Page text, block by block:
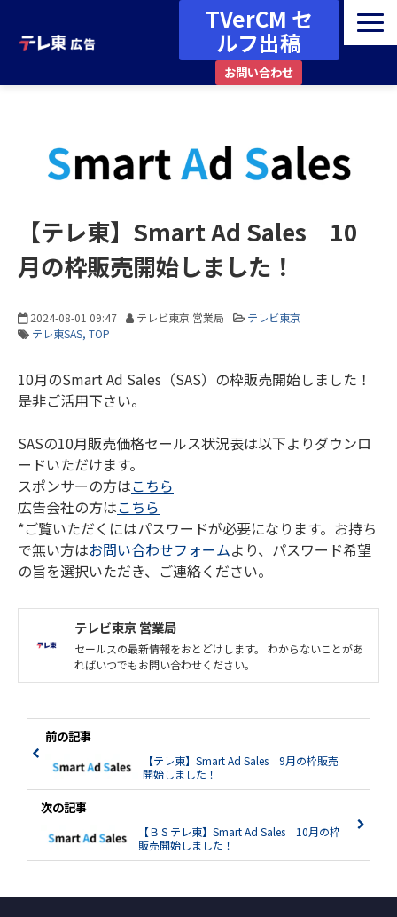
TVerCM セ
ルフ出稿
お問い合わせ
資料ダウンロード
事例・コラム
その他
【テレ東】Smart Ad Sales 10
月の枠販売開始しました！
2024-08-01 09:47 テレビ東京 営業局
テレビ東京
テレ東SAS TOP
10月のSmart Ad Sales（SAS）の枠販売開始しました！
是非ご活用下さい。
SASの10月販売価格セールス状況表は以下よりダウンロ
ードいただけます。
スポンサーの方はこちら
​​​​​​​広告会社の方はこちら
*ご覧いただくにはパスワードが必要になります。お持ち
で無い方は​​​​​​​お問い合わせフォームより、パスワード希望
の旨を選択いただき、ご連絡ください。
テレビ東京 営業局
セールスの最新情報をおとどけします。 わからないことがあ
ればいつでもお問い合わせください。
前の記事
【テレ東】Smart Ad Sales 9月の枠販売
開始しました！
次の記事
【ＢＳテレ東】Smart Ad Sales 10月の枠
販売開始しました！